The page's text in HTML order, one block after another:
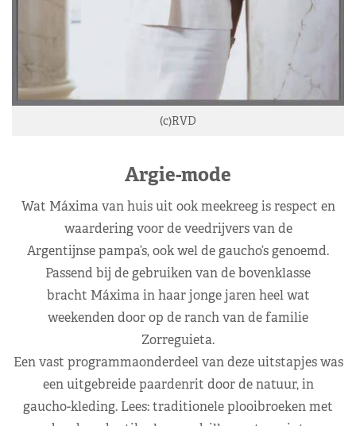
(c)RVD
Argie-mode
Wat Máxima van huis uit ook meekreeg is respect en
waardering voor de veedrijvers van de
Argentijnse pampa’s, ook wel de gaucho’s genoemd.
Passend bij de gebruiken van de bovenklasse
bracht Máxima in haar jonge jaren heel wat
weekenden door op de ranch van de familie
Zorreguieta.
Een vast programmaonderdeel van deze uitstapjes was
een uitgebreide paardenrit door de natuur, in
gaucho-kleding. Lees: traditionele plooibroeken met